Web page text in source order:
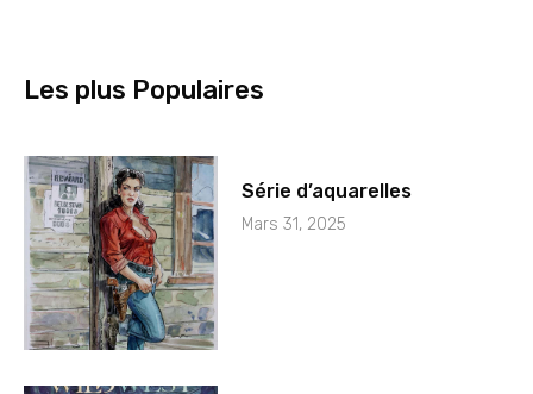
Les plus Populaires
Série d’aquarelles
Mars 31, 2025